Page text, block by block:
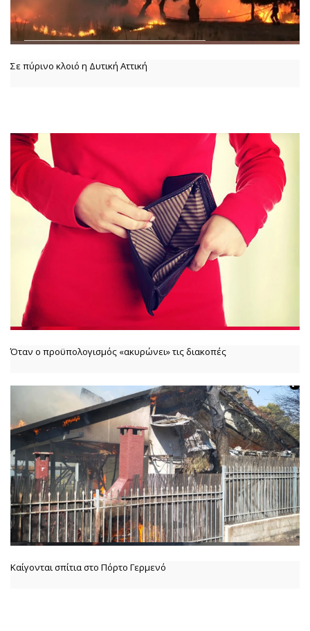
Σε πύρινο κλοιό η Δυτική Αττική
Όταν ο προϋπολογισμός «ακυρώνει» τις διακοπές
Καίγονται σπίτια στο Πόρτο Γερμενό